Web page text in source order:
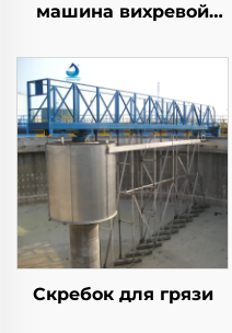
машина вихревой
растворённым
воздухом (DAF) для
очистки сточных вод
Скребок для грязи